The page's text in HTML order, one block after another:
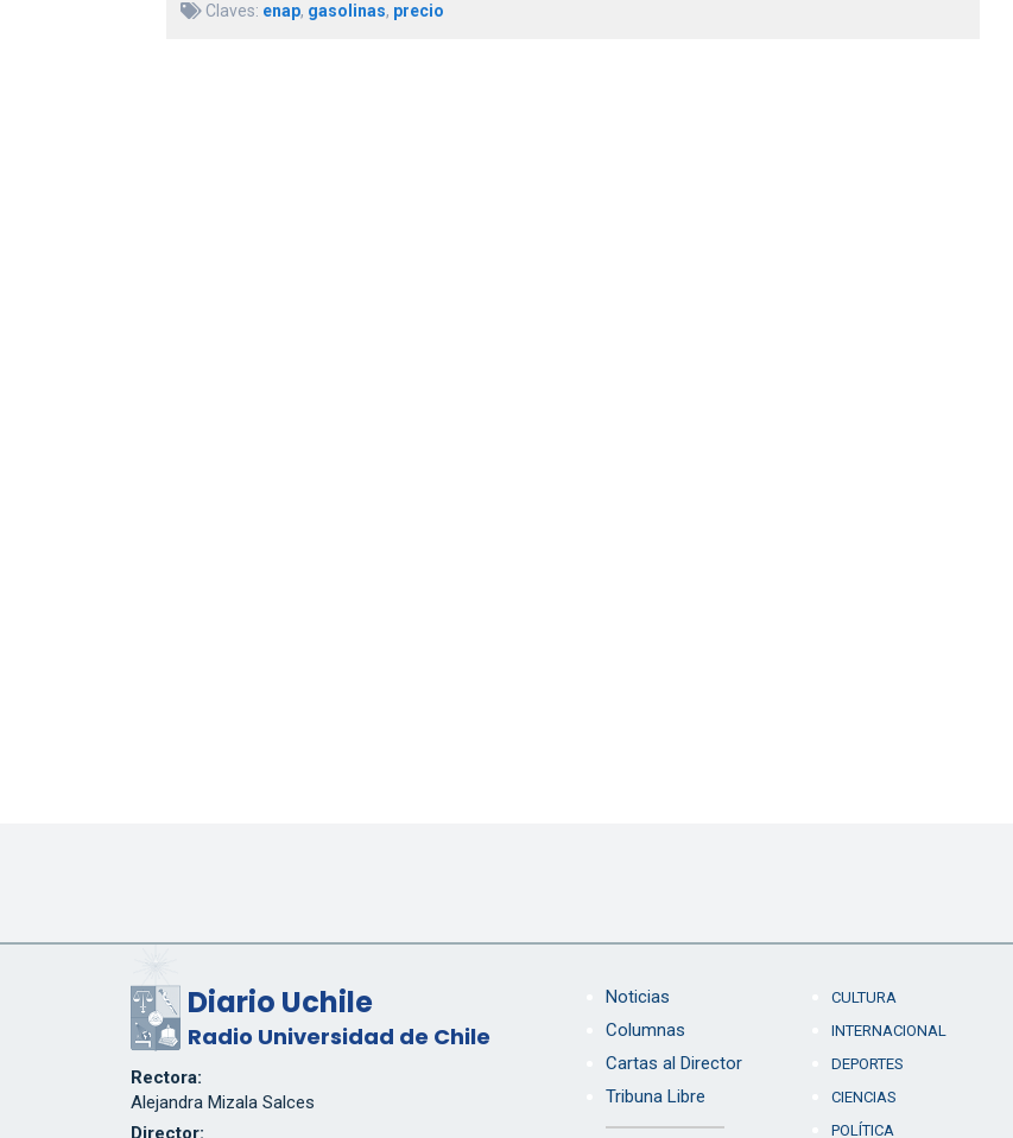
Claves: enap, gasolinas, precio
Diario Uchile
Radio Universidad de Chile
Rectora:
Alejandra Mizala Salces
Director:
Noticias
Columnas
Cartas al Director
Tribuna Libre
CULTURA
INTERNACIONAL
DEPORTES
CIENCIAS
POLÍTICA